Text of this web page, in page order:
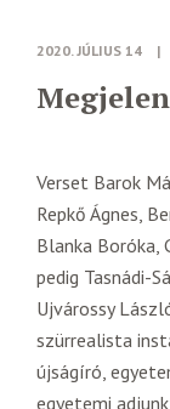
2020. JÚLIUS 14 |
Verset Barok
Repkő Ágnes,
Blanka Boróka,
pedig Tasnádi-
Ujvárossy
szürrealista
újságíró,
egyetemi